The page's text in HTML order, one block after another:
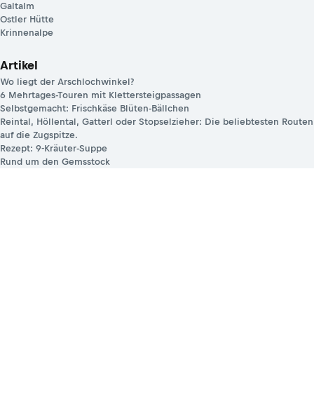
Galtalm
Ostler Hütte
Krinnenalpe
Artikel
Wo liegt der Arschlochwinkel?
6 Mehrtages-Touren mit Klettersteigpassagen
Selbstgemacht: Frischkäse Blüten-Bällchen
Reintal, Höllental, Gatterl oder Stopselzieher: Die beliebtesten Routen
auf die Zugspitze.
Rezept: 9-Kräuter-Suppe
Rund um den Gemsstock